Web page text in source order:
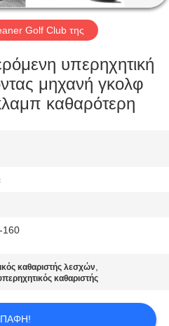
Golf Club της
υπερηχητική
μηχανή γκολφ
καθαρότερη
160
καθαριστής λεσχών,
καθαριστής